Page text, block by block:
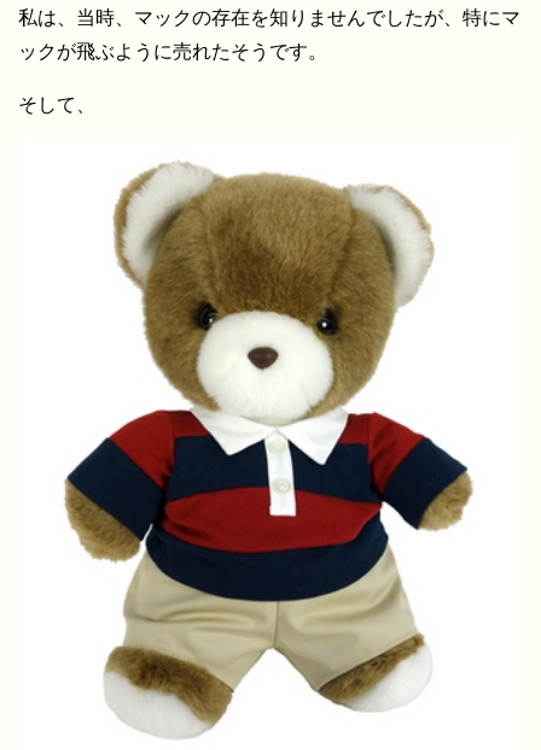
私は、当時、マックの存在を知りませんでしたが、特にマ
ックが飛ぶように売れたそうです。
そして、